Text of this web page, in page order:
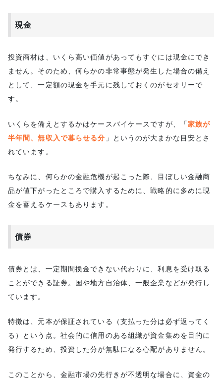
現金
投資商材は、いくら高い価値があってもすぐには現金にでき
ません。そのため、何らかの非常事態が発生した場合の備え
として、一定額の現金を手元に残しておくのがセオリーで
す。
いくらを備えとするかはケースバイケースですが、「家族が
半年間、無収入で暮らせる分 」というのが大まかな目安とさ
れています。
ちなみに、何らかの金融危機が起こった際、目ぼしい金融商
品が値下がったところで購入するために、戦略的に多めに現
金を蓄えるケースもあります。
債券
債券とは、一定期間換金できない代わりに、利息を受け取る
ことができる証券。国や地方自治体、一般企業などが発行し
ています。
特徴は、元本が保証されている（支払った分は必ず返ってく
る）という点。社会的に信用のある組織が資金集めを目的に
発行するため、投資した分が無駄になる心配がありません。
このことから、金融市場の先行きが不透明な場合に、資金の